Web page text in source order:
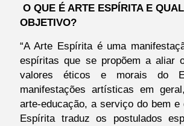
O QUE É ARTE ESPÍRITA E
OBJETIVO?
“A Arte Espírita é uma
espíritas que se propõem a aliar
valores éticos e morais do
manifestações artísticas em
arte-educação, a serviço do bem e
Espírita traduz os postulados